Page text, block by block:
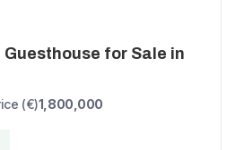
for Sale in
(€)1,800,000